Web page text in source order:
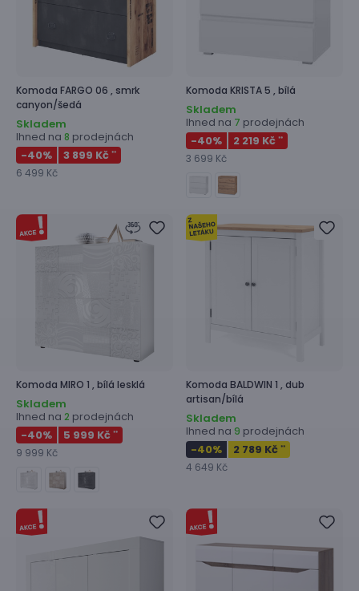
Komoda FARGO 06 , smrk
canyon/šedá
Skladem
Ihned na 8 prodejnách
-40% 3 899 Kč **
6 499 Kč
Komoda KRISTA 5 , bílá
Skladem
Ihned na 7 prodejnách
-40% 2 219 Kč **
3 699 Kč
Komoda MIRO 1 , bílá lesklá
Skladem
Ihned na 2 prodejnách
-40% 5 999 Kč **
9 999 Kč
Komoda BALDWIN 1 , dub
artisan/bílá
Skladem
Ihned na 9 prodejnách
-40% 2 789 Kč **
4 649 Kč